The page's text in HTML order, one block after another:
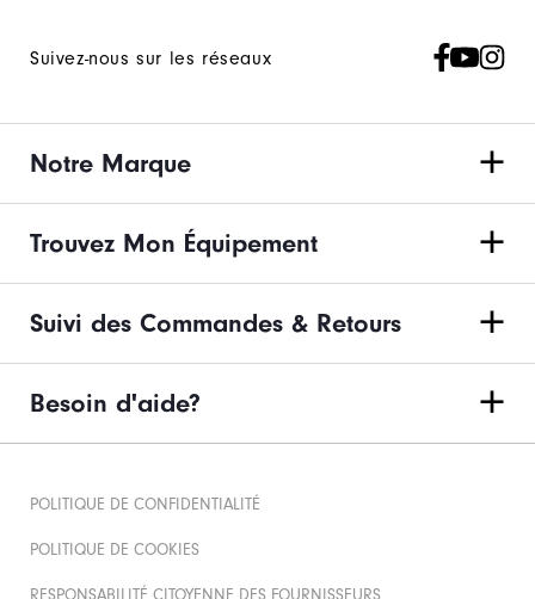
Suivez-nous sur les réseaux
Notre Marque
Trouvez Mon Équipement
Suivi des Commandes & Retours
Besoin d'aide?
POLITIQUE DE CONFIDENTIALITÉ
POLITIQUE DE COOKIES